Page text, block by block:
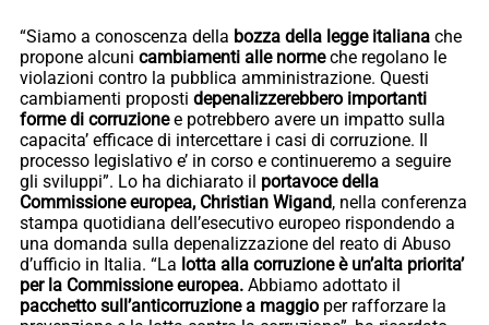
“Siamo a conoscenza della bozza della legge italiana che
propone alcuni cambiamenti alle normeche regolano le
violazioni contro la pubblica amministrazione. Questi
cambiamenti proposti depenalizzerebbero importanti
forme di corruzionee potrebbero avere un impatto sulla
capacita’ efficace di intercettare i casi di corruzione. Il
processo legislativo e’ in corso e continueremo a seguire
gli sviluppi”. Lo ha dichiarato il portavoce della
Commissione europea, Christian Wigand, nella conferenza
stampa quotidiana dell’esecutivo europeo rispondendo a
una domanda sulla depenalizzazione del reato di Abuso
d’ufficio in Italia. “La lotta alla corruzione è un’alta priorita’
per la Commissione europea. Abbiamo adottato il
pacchetto sull’anticorruzione a maggio per rafforzare la